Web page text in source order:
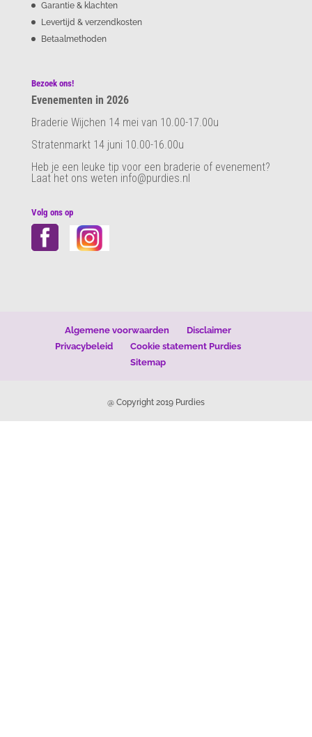
Garantie & klachten
Levertijd & verzendkosten
Betaalmethoden
Bezoek ons!
Evenementen in 2026
Braderie Wijchen 14 mei van 10.00-17.00u
Stratenmarkt 14 juni 10.00-16.00u
Heb je een leuke tip voor een braderie of evenement?
Laat het ons weten info@purdies.nl
Volg ons op
Algemene voorwaarden
Disclaimer
Privacybeleid
Cookie statement Purdies
Sitemap
@ Copyright 2019 Purdies